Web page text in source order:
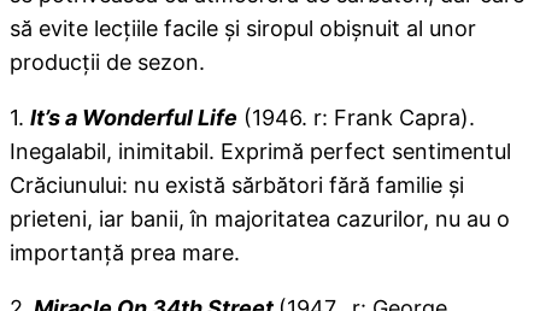
să evite lecţiile facile şi siropul obişnuit al unor
producţii de sezon.
1. It’s a Wonderful Life (1946. r: Frank Capra).
Inegalabil, inimitabil. Exprimă perfect sentimentul
Crăciunului: nu există sărbători fără familie şi
prieteni, iar banii, în majoritatea cazurilor, nu au o
importanţă prea mare.